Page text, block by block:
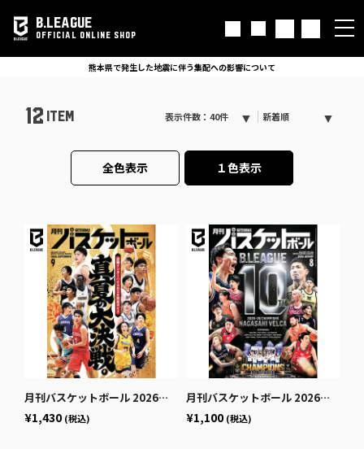
B.LEAGUE
OFFICIAL ONLINE SHOP
熊本県で発生した地震に伴う集配への影響について
12 ITEM 表示件数：40件 新着順
全色表示 １色表示
月刊バスケットボール 2026年9月号 (発売日2026年7月24日)
¥1,430 (税込)
月刊バスケットボール 2026年8月号 (発売日2026年6月25日)
¥1,100 (税込)